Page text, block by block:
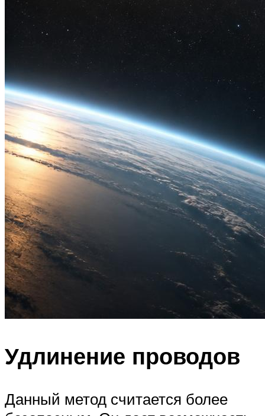
Удлинение проводов
Данный метод считается более